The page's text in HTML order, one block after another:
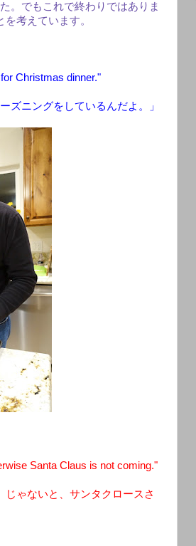
。でもこれで終わりではありま
考えています。
Christmas dinner."
ズニングをしているんだよ。」
Santa Claus is not coming."
ゃないと、サンタクロースさ